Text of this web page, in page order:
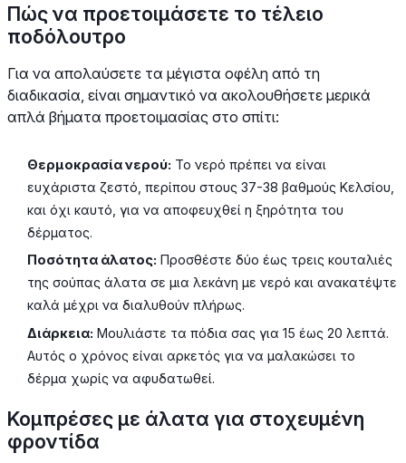
Πώς να προετοιμάσετε το τέλειο
ποδόλουτρο
Για να απολαύσετε τα μέγιστα οφέλη από τη
διαδικασία, είναι σημαντικό να ακολουθήσετε μερικά
απλά βήματα προετοιμασίας στο σπίτι:
Θερμοκρασία νερού: Το νερό πρέπει να είναι
ευχάριστα ζεστό, περίπου στους 37-38 βαθμούς Κελσίου,
και όχι καυτό, για να αποφευχθεί η ξηρότητα του
δέρματος.
Ποσότητα άλατος: Προσθέστε δύο έως τρεις κουταλιές
της σούπας άλατα σε μια λεκάνη με νερό και ανακατέψτε
καλά μέχρι να διαλυθούν πλήρως.
Διάρκεια: Μουλιάστε τα πόδια σας για 15 έως 20 λεπτά.
Αυτός ο χρόνος είναι αρκετός για να μαλακώσει το
δέρμα χωρίς να αφυδατωθεί.
Κομπρέσες με άλατα για στοχευμένη
φροντίδα